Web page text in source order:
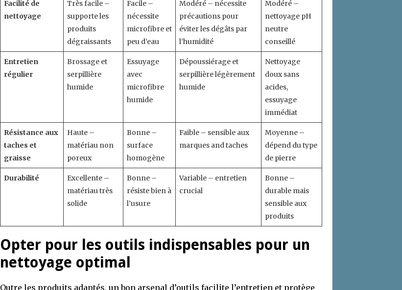
Facilité de
nettoyage
Très facile –
supporte les
produits
dégraissants
Facile –
nécessite
microfibre et
peu d’eau
Modéré – nécessite
précautions pour
éviter les dégâts par
l’humidité
Modéré –
nettoyage pH
neutre
conseillé
Entretien
régulier
Brossage et
serpillière
humide
Essuyage
avec
microfibre
humide
Dépoussiérage et
serpillière légèrement
humide
Nettoyage
doux sans
acides,
essuyage
immédiat
Résistance aux
taches et
graisse
Haute –
matériau non
poreux
Bonne –
surface
homogène
Faible – sensible aux
marques and taches
Moyenne –
dépend du type
de pierre
Durabilité
Excellente –
matériau très
solide
Bonne –
résiste bien à
l’usure
Variable – entretien
crucial
Bonne –
durable mais
sensible aux
produits
Opter pour les outils indispensables pour un
nettoyage optimal
Outre les produits adaptés, un bon arsenal d’outils facilite l’entretien et protège